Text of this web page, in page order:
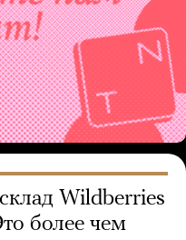
Wildberries
более чем